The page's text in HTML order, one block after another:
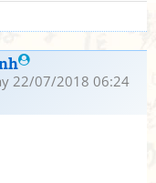
22/07/2018 06:24